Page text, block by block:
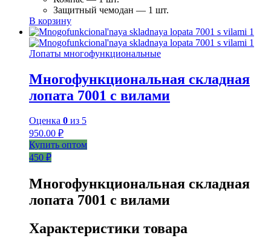
Защитный чемодан — 1 шт.
В корзину
Лопаты многофункциональные
Многофункциональная складная
лопата 7001 с вилами
Оценка 0 из 5
950.00 ₽
Купить оптом
450 ₽
Многофункциональная складная
лопата 7001 с вилами
Характеристики товара